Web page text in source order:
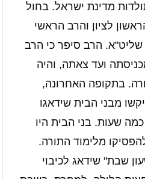
מדינת ישראל. בחול
לציון והרב הראשי
הרב סיפר כי הרב
ועד צאתה, והיה
בתקופה האחרונה,
מבני הבית שידאגו
שעות. בני הבית היו
מלימוד התורה.
שבת" שידאג לכיבוי